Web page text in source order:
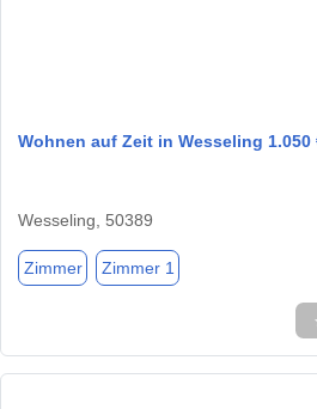
Wohnen auf Zeit in Wesseling 1.050
Wesseling, 50389
Zimmer Zimmer 1